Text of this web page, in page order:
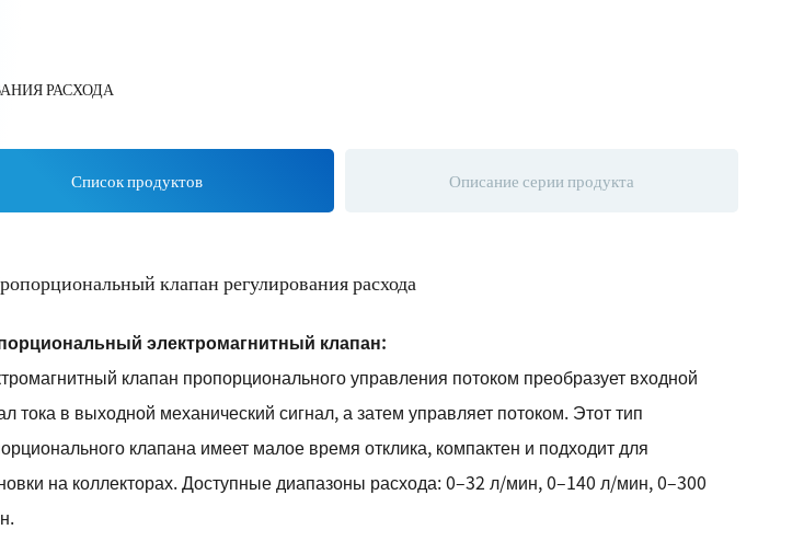
РАСХОДА
Список продуктов Описание серии продукта
клапан регулирования расхода
электромагнитный клапан:
клапан пропорционального управления потоком преобразует входной
тока в выходной механический сигнал, а затем управляет потоком. Этот тип
клапана имеет малое время отклика, компактен и подходит для
на коллекторах. Доступные диапазоны расхода: 0–32 л/мин, 0–140 л/мин, 0–300